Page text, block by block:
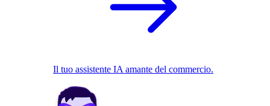
Il tuo assistente IA amante del commercio.